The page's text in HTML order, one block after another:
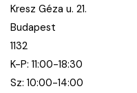
Kresz Géza u. 21.
Budapest
1132
K-P: 11:00-18:30
Sz: 10:00-14:00